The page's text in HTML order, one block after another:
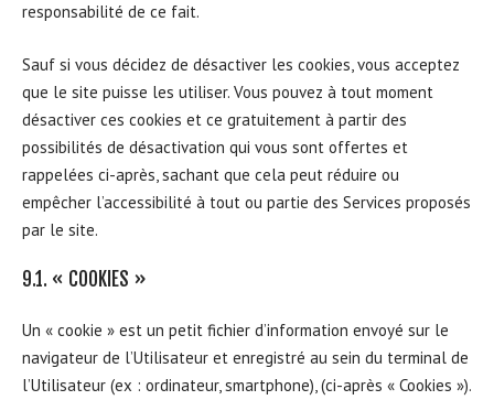
responsabilité de ce fait.
Sauf si vous décidez de désactiver les cookies, vous acceptez
que le site puisse les utiliser. Vous pouvez à tout moment
désactiver ces cookies et ce gratuitement à partir des
possibilités de désactivation qui vous sont offertes et
rappelées ci-après, sachant que cela peut réduire ou
empêcher l’accessibilité à tout ou partie des Services proposés
par le site.
9.1. « COOKIES »
Un « cookie » est un petit fichier d’information envoyé sur le
navigateur de l’Utilisateur et enregistré au sein du terminal de
l’Utilisateur (ex : ordinateur, smartphone), (ci-après « Cookies »).